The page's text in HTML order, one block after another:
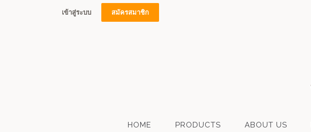
เข้าสู่ระบบ สมัครสมาชิก
HOME PRODUCTS ABOUT US